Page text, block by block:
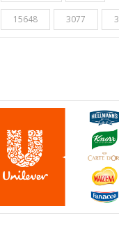
15648 3077